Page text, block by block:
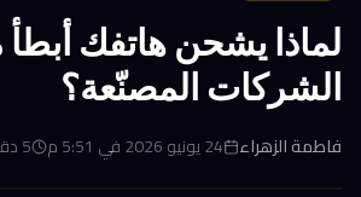
لماذا يشحن هاتفك أبطأ
الشركات المصنّعة؟
فاطمة الزهراء 24 يونيو 2026 في 5:51 م 5